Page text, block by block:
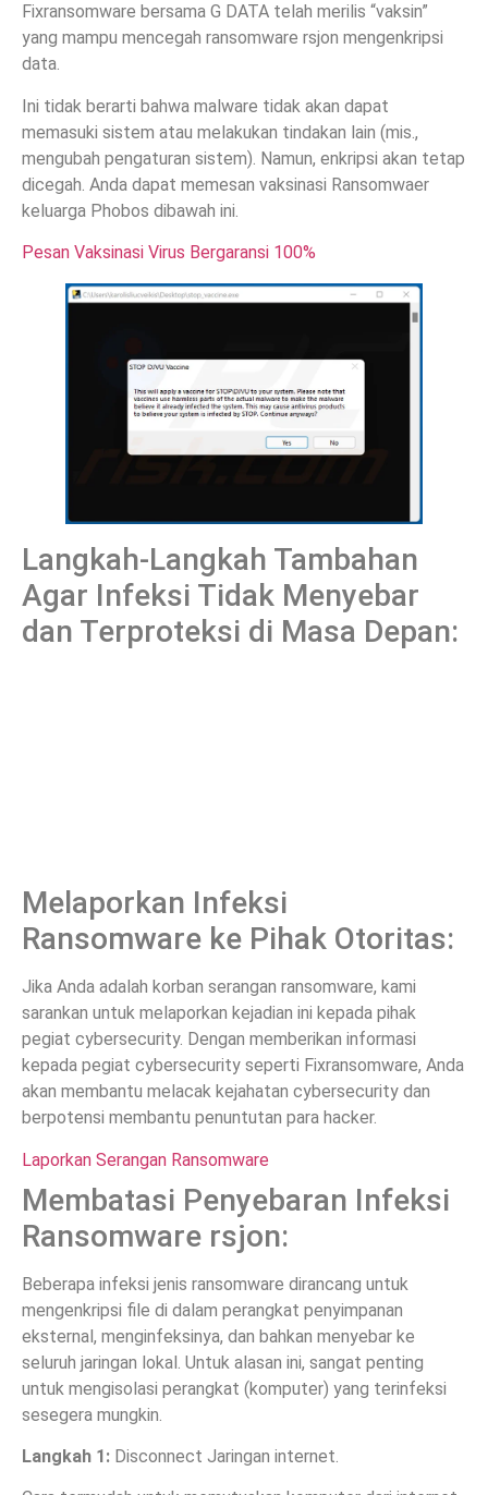
Fixransomware bersama G DATA telah merilis “vaksin”
yang mampu mencegah ransomware rsjon mengenkripsi
data.
Ini tidak berarti bahwa malware tidak akan dapat
memasuki sistem atau melakukan tindakan lain (mis.,
mengubah pengaturan sistem). Namun, enkripsi akan tetap
dicegah. Anda dapat memesan vaksinasi Ransomwaer
keluarga Phobos dibawah ini.
Pesan Vaksinasi Virus Bergaransi 100%
Langkah-Langkah Tambahan
Agar Infeksi Tidak Menyebar
dan Terproteksi di Masa Depan:
Melaporkan Infeksi
Ransomware ke Pihak Otoritas:
Jika Anda adalah korban serangan ransomware, kami
sarankan untuk melaporkan kejadian ini kepada pihak
pegiat cybersecurity. Dengan memberikan informasi
kepada pegiat cybersecurity seperti Fixransomware, Anda
akan membantu melacak kejahatan cybersecurity dan
berpotensi membantu penuntutan para hacker.
Laporkan Serangan Ransomware
Membatasi Penyebaran Infeksi
Ransomware rsjon:
Beberapa infeksi jenis ransomware dirancang untuk
mengenkripsi file di dalam perangkat penyimpanan
eksternal, menginfeksinya, dan bahkan menyebar ke
seluruh jaringan lokal. Untuk alasan ini, sangat penting
untuk mengisolasi perangkat (komputer) yang terinfeksi
sesegera mungkin.
Langkah 1: Disconnect Jaringan internet.